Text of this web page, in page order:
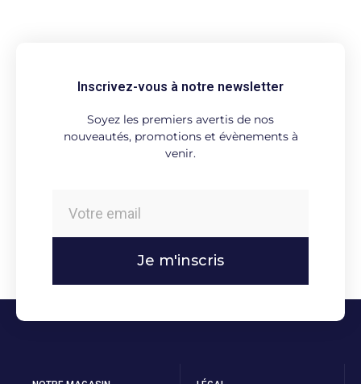
Inscrivez-vous à notre newsletter
Soyez les premiers avertis de nos
nouveautés, promotions et évènements à
venir.
Je m'inscris